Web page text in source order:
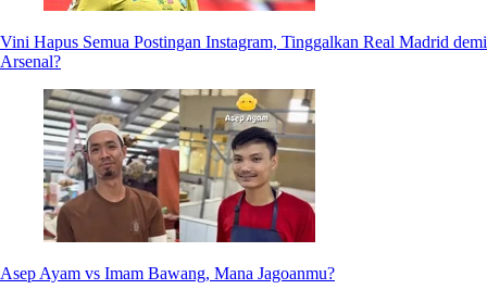
Vini Hapus Semua Postingan Instagram, Tinggalkan Real Madrid demi
Arsenal?
Asep Ayam vs Imam Bawang, Mana Jagoanmu?